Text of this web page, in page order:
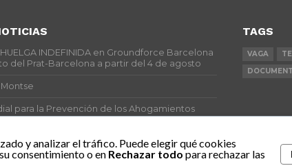
INDEFINIDA en Groundforce Barcelona
del Prat-Barcelona a partir del 4 de agosto
para la Prevención de los Ahogamientos
90 aniversari revolució social 1936. Programa
TAGS
VAGA
y analizar el tráfico. Puede elegir qué cookies
consentimiento o en Rechazar todopara rechazar las